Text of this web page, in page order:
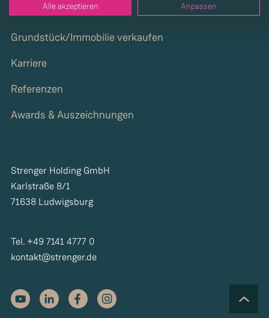
Über Strenger
Grundstück/Immobilie verkaufen
Karriere
Referenzen
Awards & Auszeichnungen
Strenger Holding GmbH
Karlstraße 8/1
71638 Ludwigsburg
Tel. +49 7141 4777 0
kontakt@strenger.de
Alle akzeptieren Anpassen